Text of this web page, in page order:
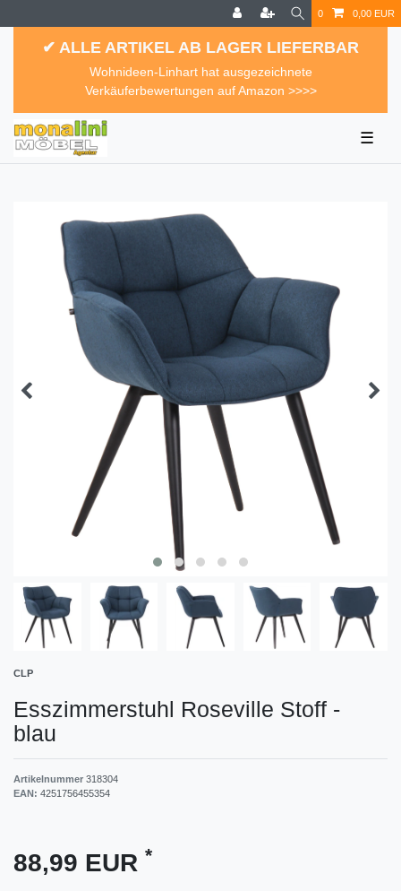
0 0,00 EUR
✔ ALLE ARTIKEL AB LAGER LIEFERBAR
Wohnideen-Linhart hat ausgezeichnete
Verkäuferbewertungen auf Amazon >>>>
☰
CLP
Esszimmerstuhl Roseville Stoff -
blau
Artikelnummer 318304
EAN: 4251756455354
88,99 EUR *